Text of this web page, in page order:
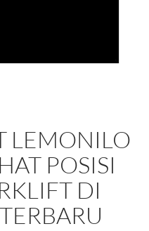
LEMONILO
POSISI
DI